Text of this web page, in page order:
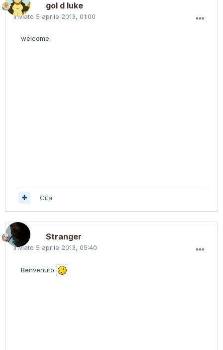
gol d luke
Inviato 5 aprile 2013, 01:00
welcome
Cita
Stranger
Inviato 5 aprile 2013, 05:40
Benvenuto